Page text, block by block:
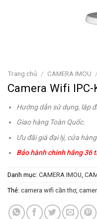
Trang chủ / CAMERA IMOU /
Camera Wifi IPC-
Hướng dẫn sử dụng, lắp
Giao hàng Toàn Quốc.
Ưu đãi giá đại lý, cửa
Bảo hành chính hãng 36
Danh mục: CAMERA IMOU,
Thẻ: camera wifi cần thơ,